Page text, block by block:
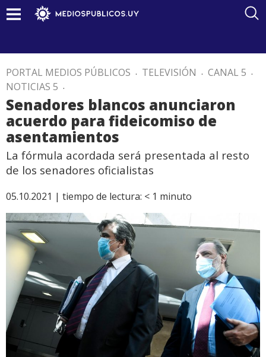
PORTAL MEDIOS PÚBLICOS . TELEVISIÓN . CANAL 5 .
NOTICIAS 5 .
Senadores blancos anunciaron
acuerdo para fideicomiso de
asentamientos
La fórmula acordada será presentada al resto
de los senadores oficialistas
05.10.2021 | tiempo de lectura: < 1 minuto